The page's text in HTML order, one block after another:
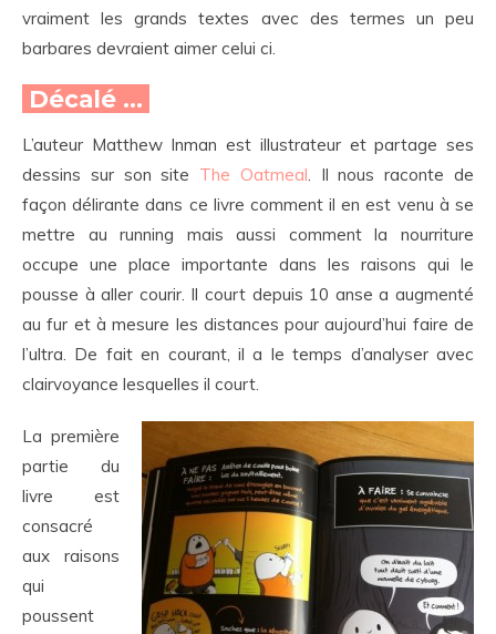
vraiment les grands textes avec des termes un peu
barbares devraient aimer celui ci.
Décalé …
L’auteur Matthew Inman est illustrateur et partage ses
dessins sur son site The Oatmeal. Il nous raconte de
façon délirante dans ce livre comment il en est venu à se
mettre au running mais aussi comment la nourriture
occupe une place importante dans les raisons qui le
pousse à aller courir. Il court depuis 10 anse a augmenté
au fur et à mesure les distances pour aujourd’hui faire de
l’ultra. De fait en courant, il a le temps d’analyser avec
clairvoyance lesquelles il court.
La première
partie du
livre est
consacré
aux raisons
qui
poussent